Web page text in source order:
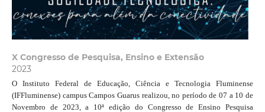
X Congresso de Pesquisa, Ensino e Extensão
2023
O Instituto Federal de Educação, Ciência e Tecnologia Fluminense
(IFFluminense) campus Campos Guarus realizou, no período de 07 a 10 de
Novembro de 2023, a 10ª edição do Congresso de Ensino Pesquisa